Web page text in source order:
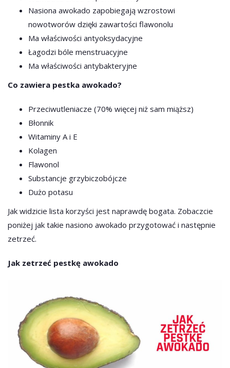
Nasiona awokado zapobiegają wzrostowi
nowotworów dzięki zawartości flawonolu
Ma właściwości antyoksydacyjne
Łagodzi bóle menstruacyjne
Ma właściwości antybakteryjne
Co zawiera pestka awokado?
Przeciwutleniacze (70% więcej niż sam miąższ)
Błonnik
Witaminy A i E
Kolagen
Flawonol
Substancje grzybiczobójcze
Dużo potasu
Jak widzicie lista korzyści jest naprawdę bogata. Zobaczcie
poniżej jak takie nasiono awokado przygotować i następnie
zetrzeć.
Jak zetrzeć pestkę awokado